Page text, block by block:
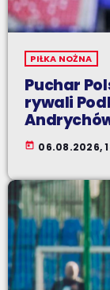
PIŁKA NOŻNA
Puchar
rywali
today 06.08.2026,